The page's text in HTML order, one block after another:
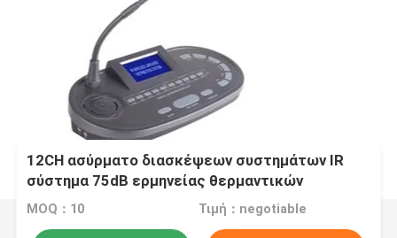
12CH ασύρματο διασκέψεων συστημάτων IR
σύστημα 75dB ερμηνείας θερμαντικών
σωμάτων φορητό
MOQ：10 Τιμή：negotiable